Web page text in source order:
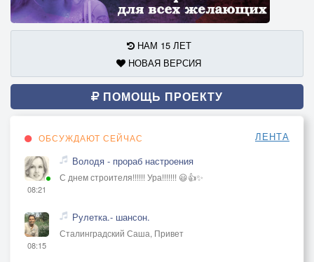
НАМ 15 ЛЕТ
НОВАЯ ВЕРСИЯ
ПОМОЩЬ ПРОЕКТУ
ОБСУЖДАЮТ СЕЙЧАС ЛЕНТА
08:21
Володя - прораб настроения
С днем строителя!!!!!! Ура!!!!!!! 😃👍✨
08:15
Рулетка.- шансон.
Сталинградский Саша, Привет